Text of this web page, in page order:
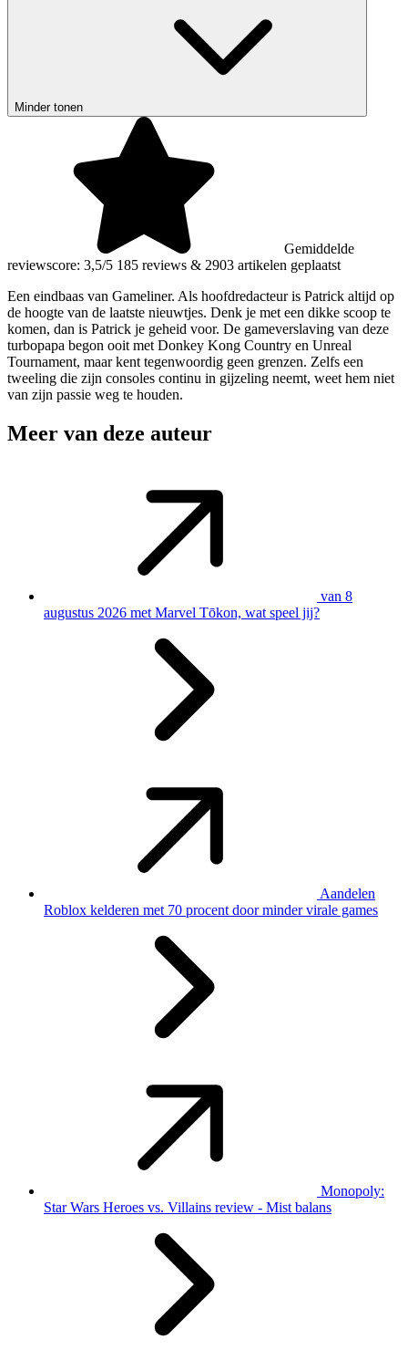
Minder tonen
Gemiddelde
reviewscore: 3,5/5 185 reviews & 2903 artikelen geplaatst
Een eindbaas van Gameliner. Als hoofdredacteur is Patrick altijd op
de hoogte van de laatste nieuwtjes. Denk je met een dikke scoop te
komen, dan is Patrick je geheid voor. De gameverslaving van deze
turbopapa begon ooit met Donkey Kong Country en Unreal
Tournament, maar kent tegenwoordig geen grenzen. Zelfs een
tweeling die zijn consoles continu in gijzeling neemt, weet hem niet
van zijn passie weg te houden.
Meer van deze auteur
van 8
augustus 2026 met Marvel Tōkon, wat speel jij?
Aandelen
Roblox kelderen met 70 procent door minder virale games
Monopoly:
Star Wars Heroes vs. Villains review - Mist balans